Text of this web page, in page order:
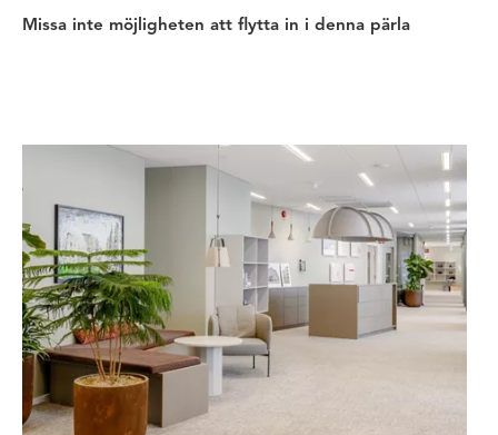
Missa inte möjligheten att flytta in i denna pärla
Modernt kontor med fantastisk